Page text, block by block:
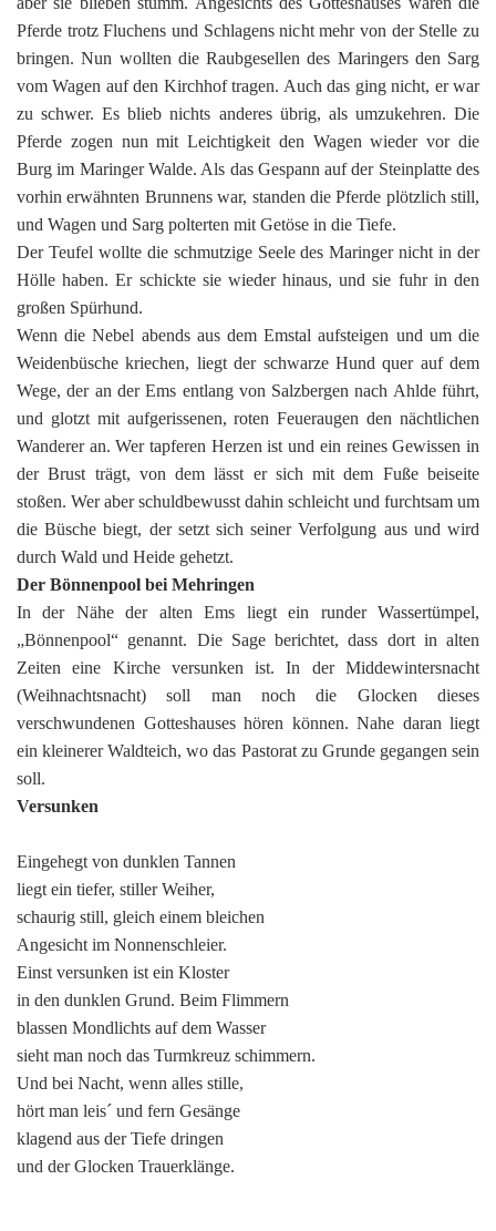
Pferde trotz Fluchens und Schlagens nicht mehr von der Stelle zu
bringen. Nun wollten die Raubgesellen des Maringers den Sarg
vom Wagen auf den Kirchhof tragen. Auch das ging nicht, er war
zu schwer. Es blieb nichts anderes übrig, als umzukehren. Die
Pferde zogen nun mit Leichtigkeit den Wagen wieder vor die
Burg im Maringer Walde. Als das Gespann auf der Steinplatte des
vorhin erwähnten Brunnens war, standen die Pferde plötzlich still,
und Wagen und Sarg polterten mit Getöse in die Tiefe.
Der Teufel wollte die schmutzige Seele des Maringer nicht in der
Hölle haben. Er schickte sie wieder hinaus, und sie fuhr in den
großen Spürhund.
Wenn die Nebel abends aus dem Emstal aufsteigen und um die
Weidenbüsche kriechen, liegt der schwarze Hund quer auf dem
Wege, der an der Ems entlang von Salzbergen nach Ahlde führt,
und glotzt mit aufgerissenen, roten Feueraugen den nächtlichen
Wanderer an. Wer tapferen Herzen ist und ein reines Gewissen in
der Brust trägt, von dem lässt er sich mit dem Fuße beiseite
stoßen. Wer aber schuldbewusst dahin schleicht und furchtsam um
die Büsche biegt, der setzt sich seiner Verfolgung aus und wird
durch Wald und Heide gehetzt.
Der Bönnenpool bei Mehringen
In der Nähe der alten Ems liegt ein runder Wassertümpel,
„Bönnenpool“ genannt. Die Sage berichtet, dass dort in alten
Zeiten eine Kirche versunken ist. In der Middewintersnacht
(Weihnachtsnacht) soll man noch die Glocken dieses
verschwundenen Gotteshauses hören können. Nahe daran liegt
ein kleinerer Waldteich, wo das Pastorat zu Grunde gegangen sein
soll.
Versunken
Eingehegt von dunklen Tannen
liegt ein tiefer, stiller Weiher,
schaurig still, gleich einem bleichen
Angesicht im Nonnenschleier.
Einst versunken ist ein Kloster
in den dunklen Grund. Beim Flimmern
blassen Mondlichts auf dem Wasser
sieht man noch das Turmkreuz schimmern.
Und bei Nacht, wenn alles stille,
hört man leis´ und fern Gesänge
klagend aus der Tiefe dringen
und der Glocken Trauerklänge.